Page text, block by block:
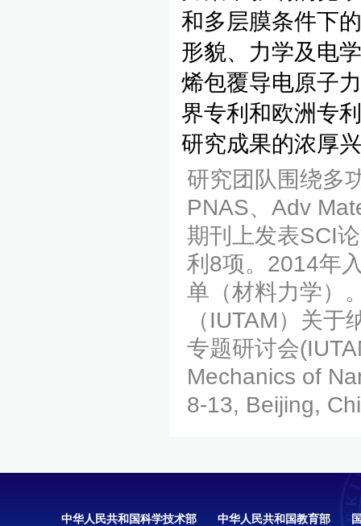
和多层膜条件下
形貌、力学及电
烯包覆导电原子
界专利和欧洲专
研究成果的浓厚
研究团队围绕多
PNAS、Adv
期刊上发表SCI
利8项。2014年
单（材料力学）
（IUTAM）关
专题研讨会
Mechanics of
8-13, Beijing,
中华人民共和国科学技术部 中华人民共和国教育部